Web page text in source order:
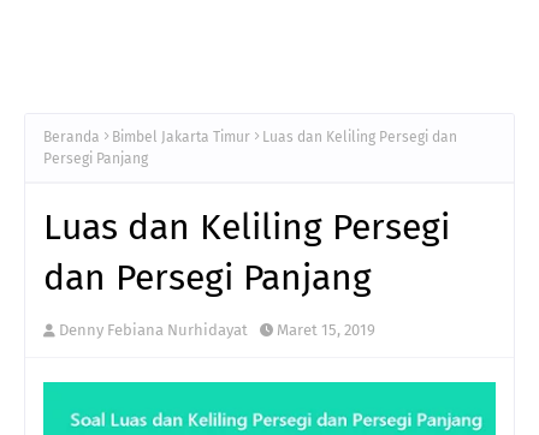
Beranda Bimbel Jakarta Timur
Luas dan Keliling Persegi dan
Persegi Panjang
Luas dan Keliling Persegi
dan Persegi Panjang
Denny Febiana Nurhidayat Maret 15, 2019